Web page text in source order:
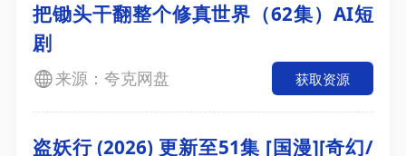
把锄头干翻整个修真世界（62集）AI短
剧
来源：夸克网盘 获取资源
盗妖行 (2026) 更新至51集 [国漫][奇幻/